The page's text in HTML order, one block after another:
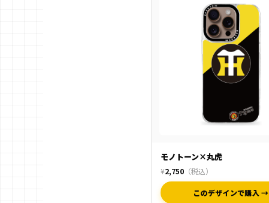
モノトーン×丸虎
¥2,750（税込）
このデザインで購入 →